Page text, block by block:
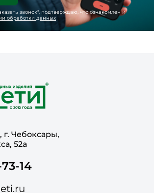
звонок", подтверждаю, что ознакомлен и
обработки данных
Чебоксары,
52а
14